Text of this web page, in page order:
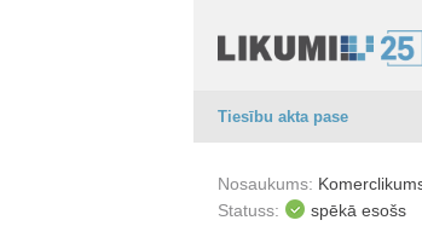
Tiesību akta pase
Nosaukums:
Statuss:
spēkā esošs